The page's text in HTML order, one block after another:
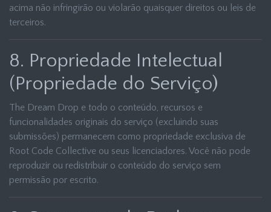
acima não infringirão ou violarão quaisquer direitos ou leis de
terceiros.
8. Propriedade Intelectual
(Propriedade do Serviço)
The Dream Drop e todo o conteúdo, recursos e
funcionalidades originais do serviço (excluindo suas
submissões) permanecem como propriedade exclusiva de
Root Code Collective ou seus licenciadores. Você não pode
reproduzir ou redistribuir o conteúdo do serviço sem
permissão por escrito.